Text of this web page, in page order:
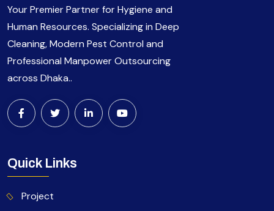
Your Premier Partner for Hygiene and
Human Resources. Specializing in Deep
Cleaning, Modern Pest Control and
Professional Manpower Outsourcing
across Dhaka..
Quick Links
Project